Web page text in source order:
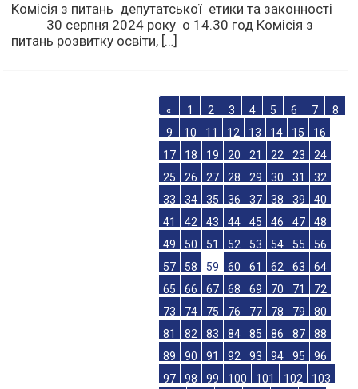
Комісія з питань депутатської етики та законності
30 серпня 2024 року о 14.30 год Комісія з
питань розвитку освіти, […]
« 1 2 3 4 5 6 7
8
9
10 11 12 13 14 15
16
17
18 19 20 21 22 23
24
25
26 27 28 29 30 31
32
33
34 35 36 37 38 39
40
41
42 43 44 45 46 47
48
49
50 51 52 53 54 55
56
57
58 59 60 61 62 63
64
65
66 67 68 69 70 71
72
73
74 75 76 77 78 79
80
81
82 83 84 85 86 87
88
89
90 91 92 93 94 95
96
97
98 99 100 101 102
103